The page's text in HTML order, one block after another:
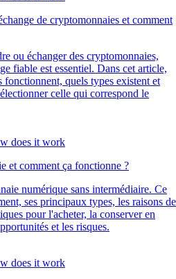
de cryptomonnaies et comment
ou échanger des cryptomonnaies,
fiable est essentiel. Dans cet article,
quels types existent et
celle qui correspond le
et comment ça fonctionne ?
numérique sans intermédiaire. Ce
ses principaux types, les raisons de
pour l'acheter, la conserver en
et les risques.